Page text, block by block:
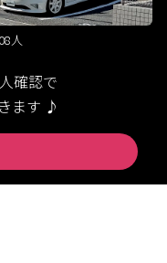
人
確認で
ます ♪